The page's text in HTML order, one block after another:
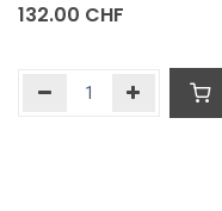
132.00 CHF